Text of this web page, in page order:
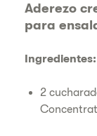
Aderezo
para
Ingredientes:
2